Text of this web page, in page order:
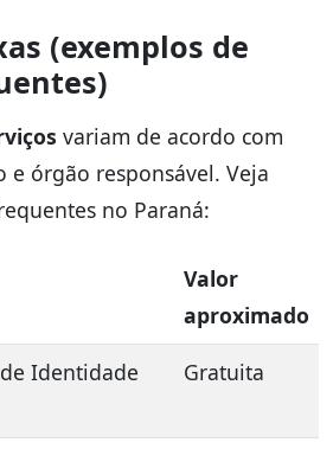
(exemplos de
variam de acordo com
e órgão responsável. Veja
no Paraná:
Valor
aproximado
Identidade
Gratuita